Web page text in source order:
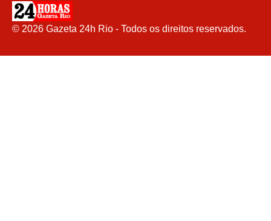
© 2026 Gazeta 24h Rio - Todos os direitos reservados.